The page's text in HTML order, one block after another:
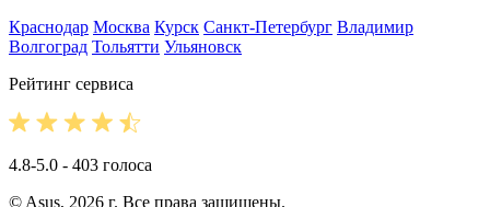
Краснодар Москва Курск Санкт-Петербург Владимир
Волгоград Тольятти Ульяновск
Рейтинг сервиса
4.8-5.0 - 403 голоса
© Asus, 2026 г. Все права защищены.